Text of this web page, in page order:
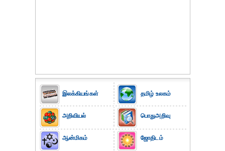
இலக்கியங்கள்
அறிவியல்
ஆன்மிகம்
தமிழ் உலகம்
பொதுஅறிவு
ஜோதிடம்